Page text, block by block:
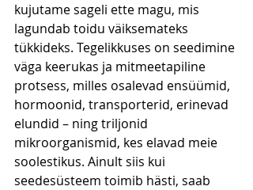
kujutame sageli ette magu, mis
lagundab toidu väiksemateks
tükkideks. Tegelikkuses on seedimine
väga keerukas ja mitmeetapiline
protsess, milles osalevad ensüümid,
hormoonid, transporterid, erinevad
elundid – ning triljonid
mikroorganismid, kes elavad meie
soolestikus. Ainult siis kui
seedesüsteem toimib hästi, saab